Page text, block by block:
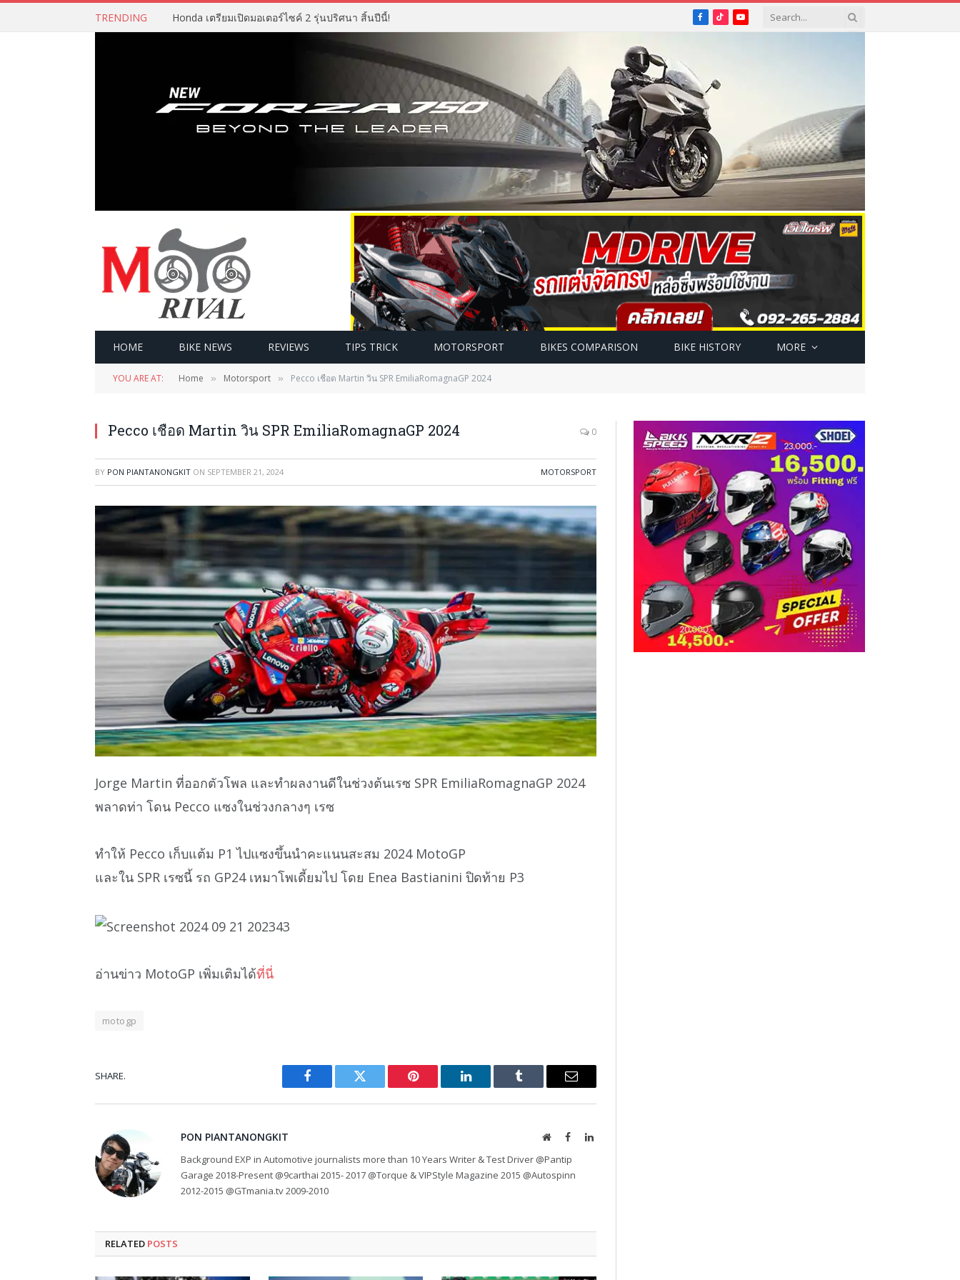
TRENDING Honda เตรียมเปิดมอเตอร์ไซค์ 2 รุ่นปริศนา สิ้นปีนี้! Facebook
TikTokYouTube
HOME BIKE NEWS REVIEWS TIPS TRICK MOTORSPORT BIKES COMPARISON BIKE HISTORY MORE
YOU ARE AT: Home » Motorsport » Pecco เชือด Martin วิน SPR EmiliaRomagnaGP 2024
Pecco เชือด Martin วิน SPR EmiliaRomagnaGP 2024 0
BY PON PIANTANONGKIT ON SEPTEMBER 21, 2024 MOTORSPORT
Jorge Martin ที่ออกตัวโพล และทำผลงานดีในช่วงต้นเรซ SPR EmiliaRomagnaGP 2024
พลาดท่า โดน Pecco แซงในช่วงกลางๆ เรซ
ทำให้ Pecco เก็บแต้ม P1 ไปแซงขึ้นนำคะแนนสะสม 2024 MotoGP
และใน SPR เรซนี้ รถ GP24 เหมาโพเดี้ยมไป โดย Enea Bastianini ปิดท้าย P3
อ่านข่าว MotoGP เพิ่มเติมได้ที่นี่
motogp
SHARE.
Facebook Twitter Pinterest LinkedIn Tumblr Email
PON PIANTANONGKIT WebsiteFacebookLinkedIn
Background EXP in Automotive journalists more than 10 Years Writer & Test Driver @Pantip
Garage 2018-Present @9carthai 2015- 2017 @Torque & VIPStyle Magazine 2015 @Autospinn
2012-2015 @GTmania.tv 2009-2010
RELATED POSTS